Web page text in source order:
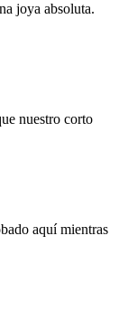
joya absoluta.
nuestro corto
aquí mientras